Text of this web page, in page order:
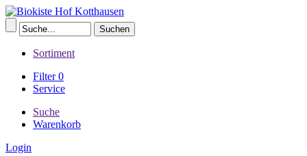
Sortiment
Filter0
Service
Suche
Warenkorb
Login